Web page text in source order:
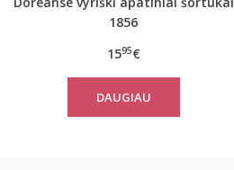
1856
1595€
DAUGIAU